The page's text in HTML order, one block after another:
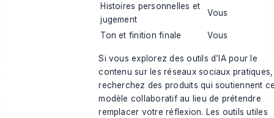
Histoires personnelles et
jugement
Vous
Ton et finition finale Vous
Si vous explorez desoutils d’IA pour le
contenu sur les réseaux sociaux pratiques,
recherchez des produits qui soutiennent
modèle collaboratif au lieu de prétendre
remplacer votre réflexion. Les outils utiles